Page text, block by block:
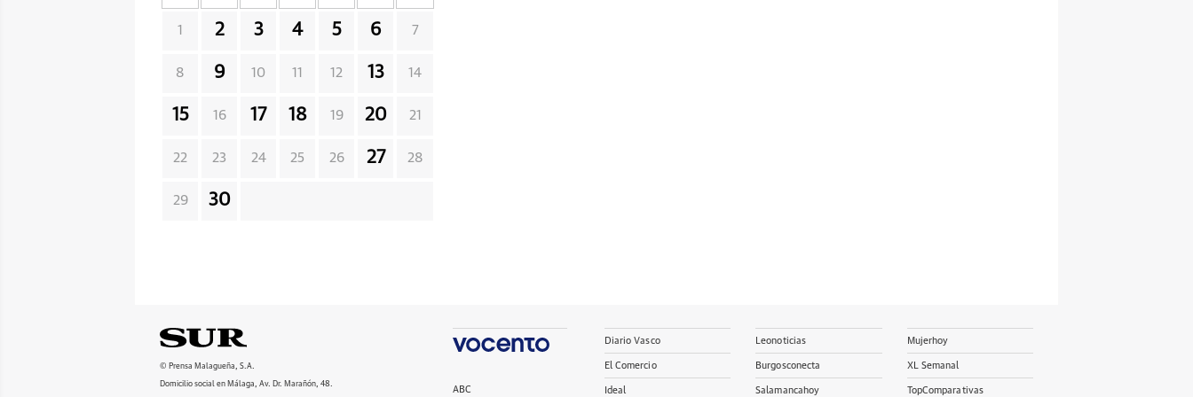
1 2 3 4 5 6 7
8 9 10 11 12 13 14
15 16 17 18 19 20 21
22 23 24 25 26 27 28
29 30
© Prensa Malagueña, S.A.
Domicilio social en Málaga, Av. Dr. Marañón, 48.
ABC
Diario Vasco
El Comercio
Ideal
Leonoticias
Burgosconecta
Salamancahoy
Mujerhoy
XL Semanal
TopComparativas